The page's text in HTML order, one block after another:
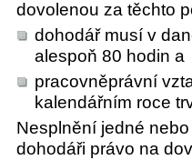
dovolenou za těchto
dohodář musí v
alespoň 80 hodin a
pracovněprávní
kalendářním roce
Nesplnění jedné
dohodáři právo na